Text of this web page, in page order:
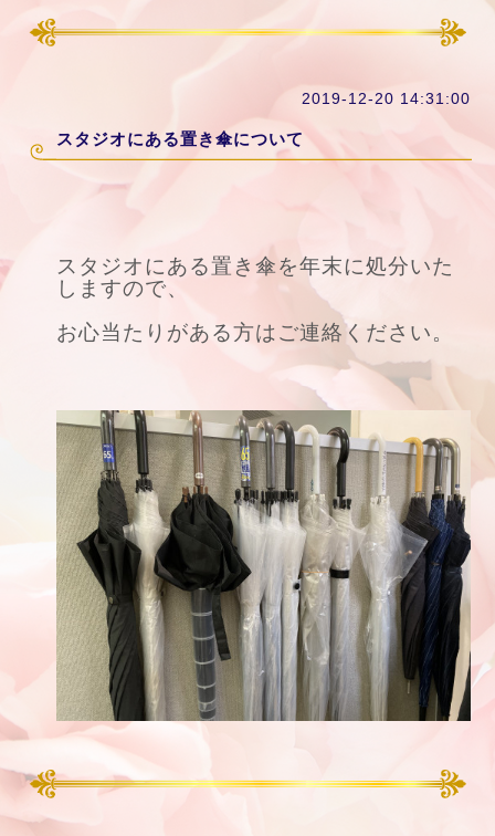
2019-12-20 14:31:00
スタジオにある置き傘について
スタジオにある置き傘を年末に処分いた
しますので、
お心当たりがある方はご連絡ください。